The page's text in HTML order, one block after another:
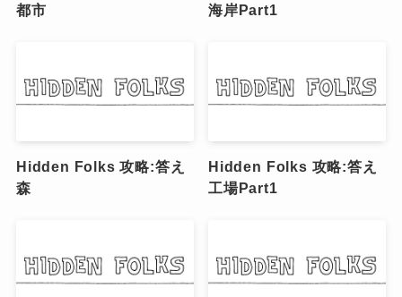
都市
海岸Part1
Hidden Folks 攻略:答え
森
Hidden Folks 攻略:答え
工場Part1